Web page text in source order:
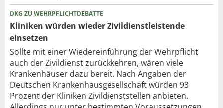
DKG ZU WEHRPFLICHTDEBATTE
Kliniken würden wieder Zivildienstleistende
einsetzen
Sollte mit einer Wiedereinführung der Wehrpflicht
auch der Zivildienst zurückkehren, wären viele
Krankenhäuser dazu bereit. Nach Angaben der
Deutschen Krankenhausgesellschaft würden 93
Prozent der Kliniken Zivildienststellen anbieten.